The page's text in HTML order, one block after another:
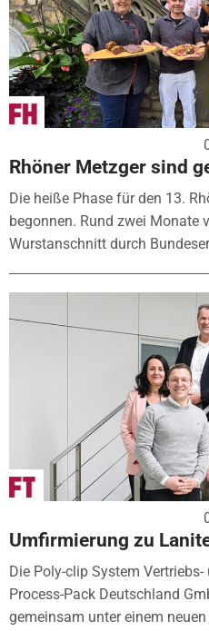
Rhöner Metzger sind
Die heiße Phase für den 13.
begonnen. Rund zwei Monate
Wurstanschnitt durch
Umfirmierung zu
Die Poly-clip System
Process-Pack Deutschland
gemeinsam unter einem neuen